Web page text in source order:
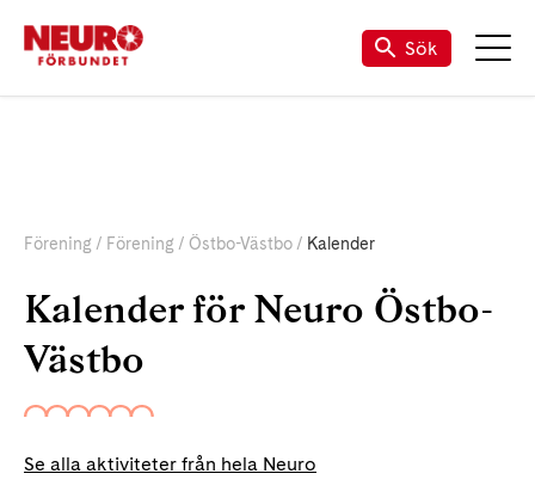
Sök
Förening Förening Östbo-Västbo Kalender
Kalender för Neuro Östbo-
Västbo
Se alla aktiviteter från hela Neuro